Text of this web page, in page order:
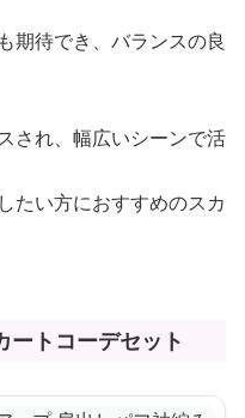
期待でき、バランスの良
され、幅広いシーンで活
たい方におすすめのスカ
ートコーデセット